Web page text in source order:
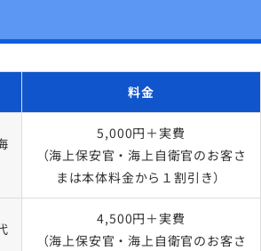
料金
5,000円＋実費
（海上保安官・海上自衛官のお客さ
まは本体料金から１割引き）
4,500円＋実費
（海上保安官・海上自衛官のお客さ